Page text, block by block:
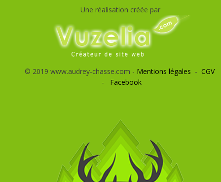
Une réalisation créée par
© 2019 www.audrey-chasse.com - Mentions légales - CGV
- Facebook